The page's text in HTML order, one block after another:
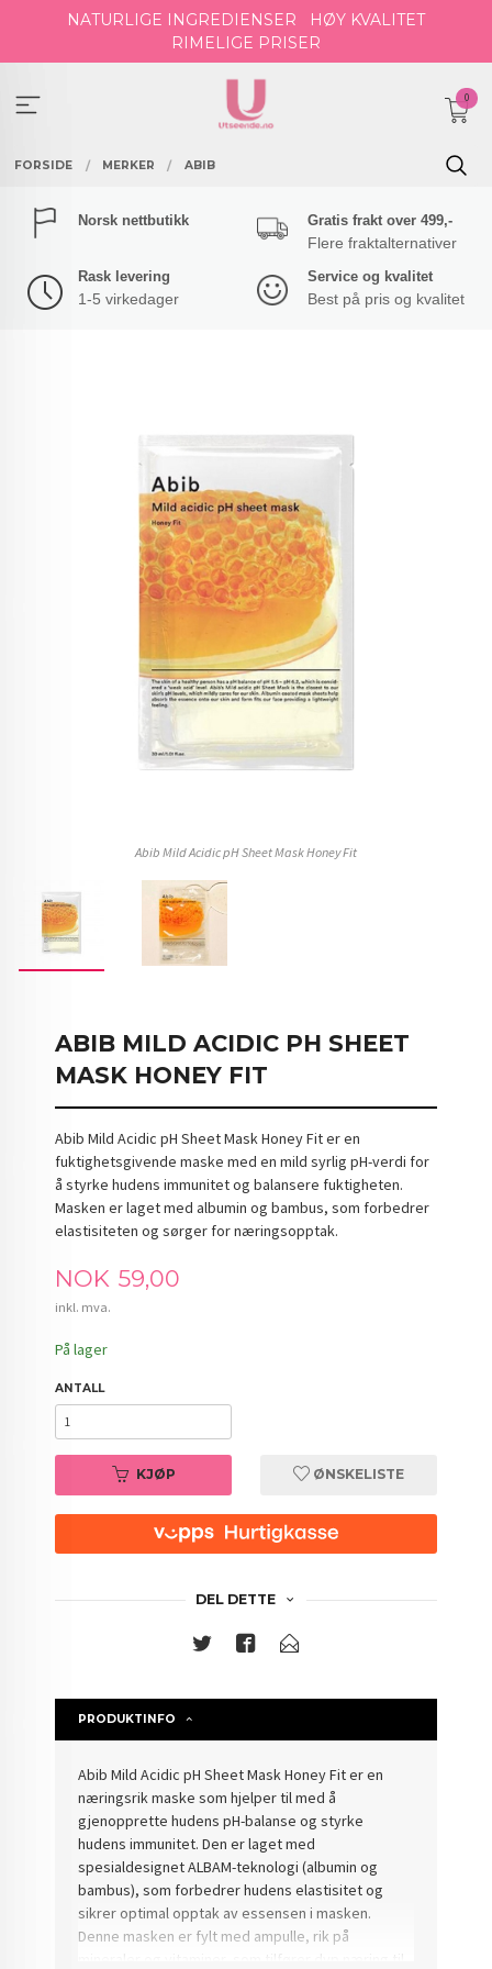
NATURLIGE INGREDIENSER
HØY KVALITET
RIMELIGE PRISER
0
FORSIDE MERKER ABIB
Norsk nettbutikk Gratis frakt over 499,-
Flere fraktalternativer
Rask levering
1-5 virkedager
Service og kvalitet
Best på pris og kvalitet
Abib Mild Acidic pH Sheet Mask Honey Fit
ABIB MILD ACIDIC PH SHEET
MASK HONEY FIT
Abib Mild Acidic pH Sheet Mask Honey Fit er en
fuktighetsgivende maske med en mild syrlig pH-verdi for
å styrke hudens immunitet og balansere fuktigheten.
Masken er laget med albumin og bambus, som forbedrer
elastisiteten og sørger for næringsopptak.
Pris
NOK 59,00
inkl. mva.
På lager
ANTALL
KJØP ØNSKELISTE
DEL DETTE
PRODUKTINFO
Abib Mild Acidic pH Sheet Mask Honey Fit er en
næringsrik maske som hjelper til med å
gjenopprette hudens pH-balanse og styrke
hudens immunitet. Den er laget med
spesialdesignet ALBAM-teknologi (albumin og
bambus), som forbedrer hudens elastisitet og
sikrer optimal opptak av essensen i masken.
Denne masken er fylt med ampulle, rik på